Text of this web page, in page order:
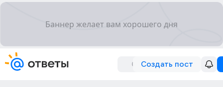
Создать пост